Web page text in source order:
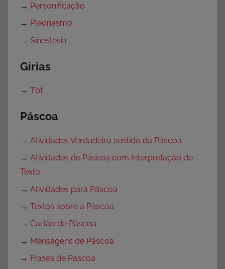
→ Personificação
→ Pleonasmo
→ Sinestesia
Girias
→ Tbt
Páscoa
→ Atividades Verdadeiro sentido da Páscoa
→ Atividades de Páscoa com Interpretação de
Texto
→ Atividades para Páscoa
→ Textos sobre a Páscoa
→ Cartão de Páscoa
→ Mensagens de Páscoa
→ Frases de Páscoa